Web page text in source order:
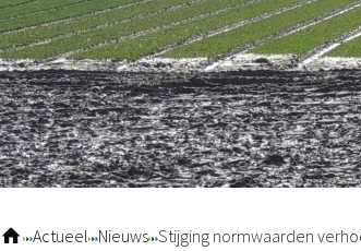
Actueel Nieuws Stijging normwaarden